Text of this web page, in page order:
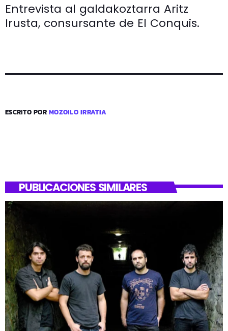
Entrevista al galdakoztarra Aritz
Irusta, consursante de El Conquis.
ESCRITO PORMOZOILO IRRATIA
PUBLICACIONES SIMILARES